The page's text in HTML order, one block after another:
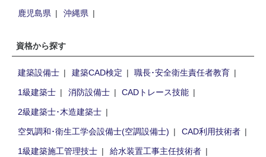
鹿児島県
沖縄県
資格から探す
建築設備士 建築CAD検定
職長･安全衛生責任者教育
1級建築士
消防設備士
CADトレース技能
2級建築士･木造建築士
空気調和･衛生工学会設備士(空調設備士)
CAD利用技術者
1級建築施工管理技士
給水装置工事主任技術者